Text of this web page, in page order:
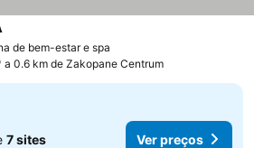
de bem-estar e spa
a 0.6 km de Zakopane Centrum
7 sites Ver preços